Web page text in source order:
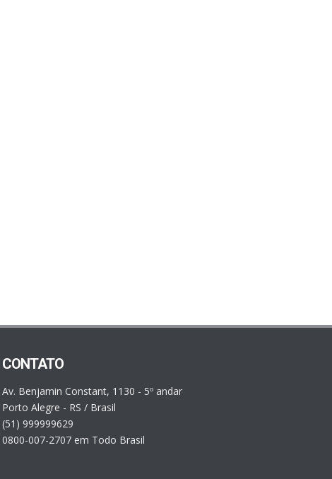
CONTATO
Av. Benjamin Constant, 1130 - 5º andar
Porto Alegre - RS / Brasil
(51) 999999629
0800-007-2707 em Todo Brasil